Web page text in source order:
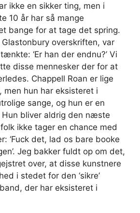
ikke en sikker ting, men i
10 år har så mange
bange for at tage det spring.
Glastonbury overskriften, var
‘Er han der endnu?’ Vi
disse mennesker der for at
Chappell Roan er lige
hun har eksisteret i
sange, og hun er en
Hun bliver aldrig den næste
ikke tager en chance med
‘Fuck det, lad os bare booke
Jeg bakker fuldt op om det,
over, at disse kunstnere
i stedet for den ‘sikre’
der har eksisteret i